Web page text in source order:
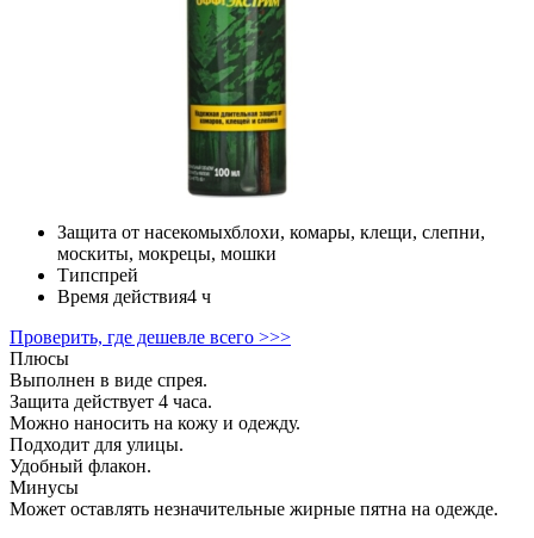
Защита от насекомыхблохи, комары, клещи, слепни,
москиты, мокрецы, мошки
Типспрей
Время действия4 ч
Проверить, где дешевле всего >>>
Плюсы
Выполнен в виде спрея.
Защита действует 4 часа.
Можно наносить на кожу и одежду.
Подходит для улицы.
Удобный флакон.
Минусы
Может оставлять незначительные жирные пятна на одежде.